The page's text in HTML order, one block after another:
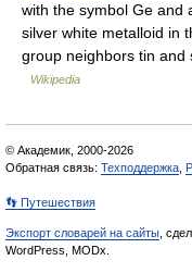
with the symbol Ge and
silver white metalloid in
group neighbors tin
Wikipedia
© Академик, 2000-2026
Обратная связь: Техподдержка
👣 Путешествия
Экспорт словарей на сайты ,
WordPress, MODx.